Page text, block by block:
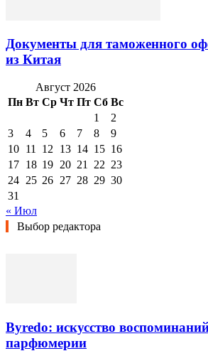
Документы для таможенного
из Китая
Август 2026
Пн Вт Ср Чт Пт Сб Вс
1
2
3
4 5 6 7 8
9
10 11 12 13 14 15 16
17 18 19 20 21 22 23
24 25 26 27 28 29 30
31
« Июл
Выбор редактора
Byredo: искусство
парфюмерии